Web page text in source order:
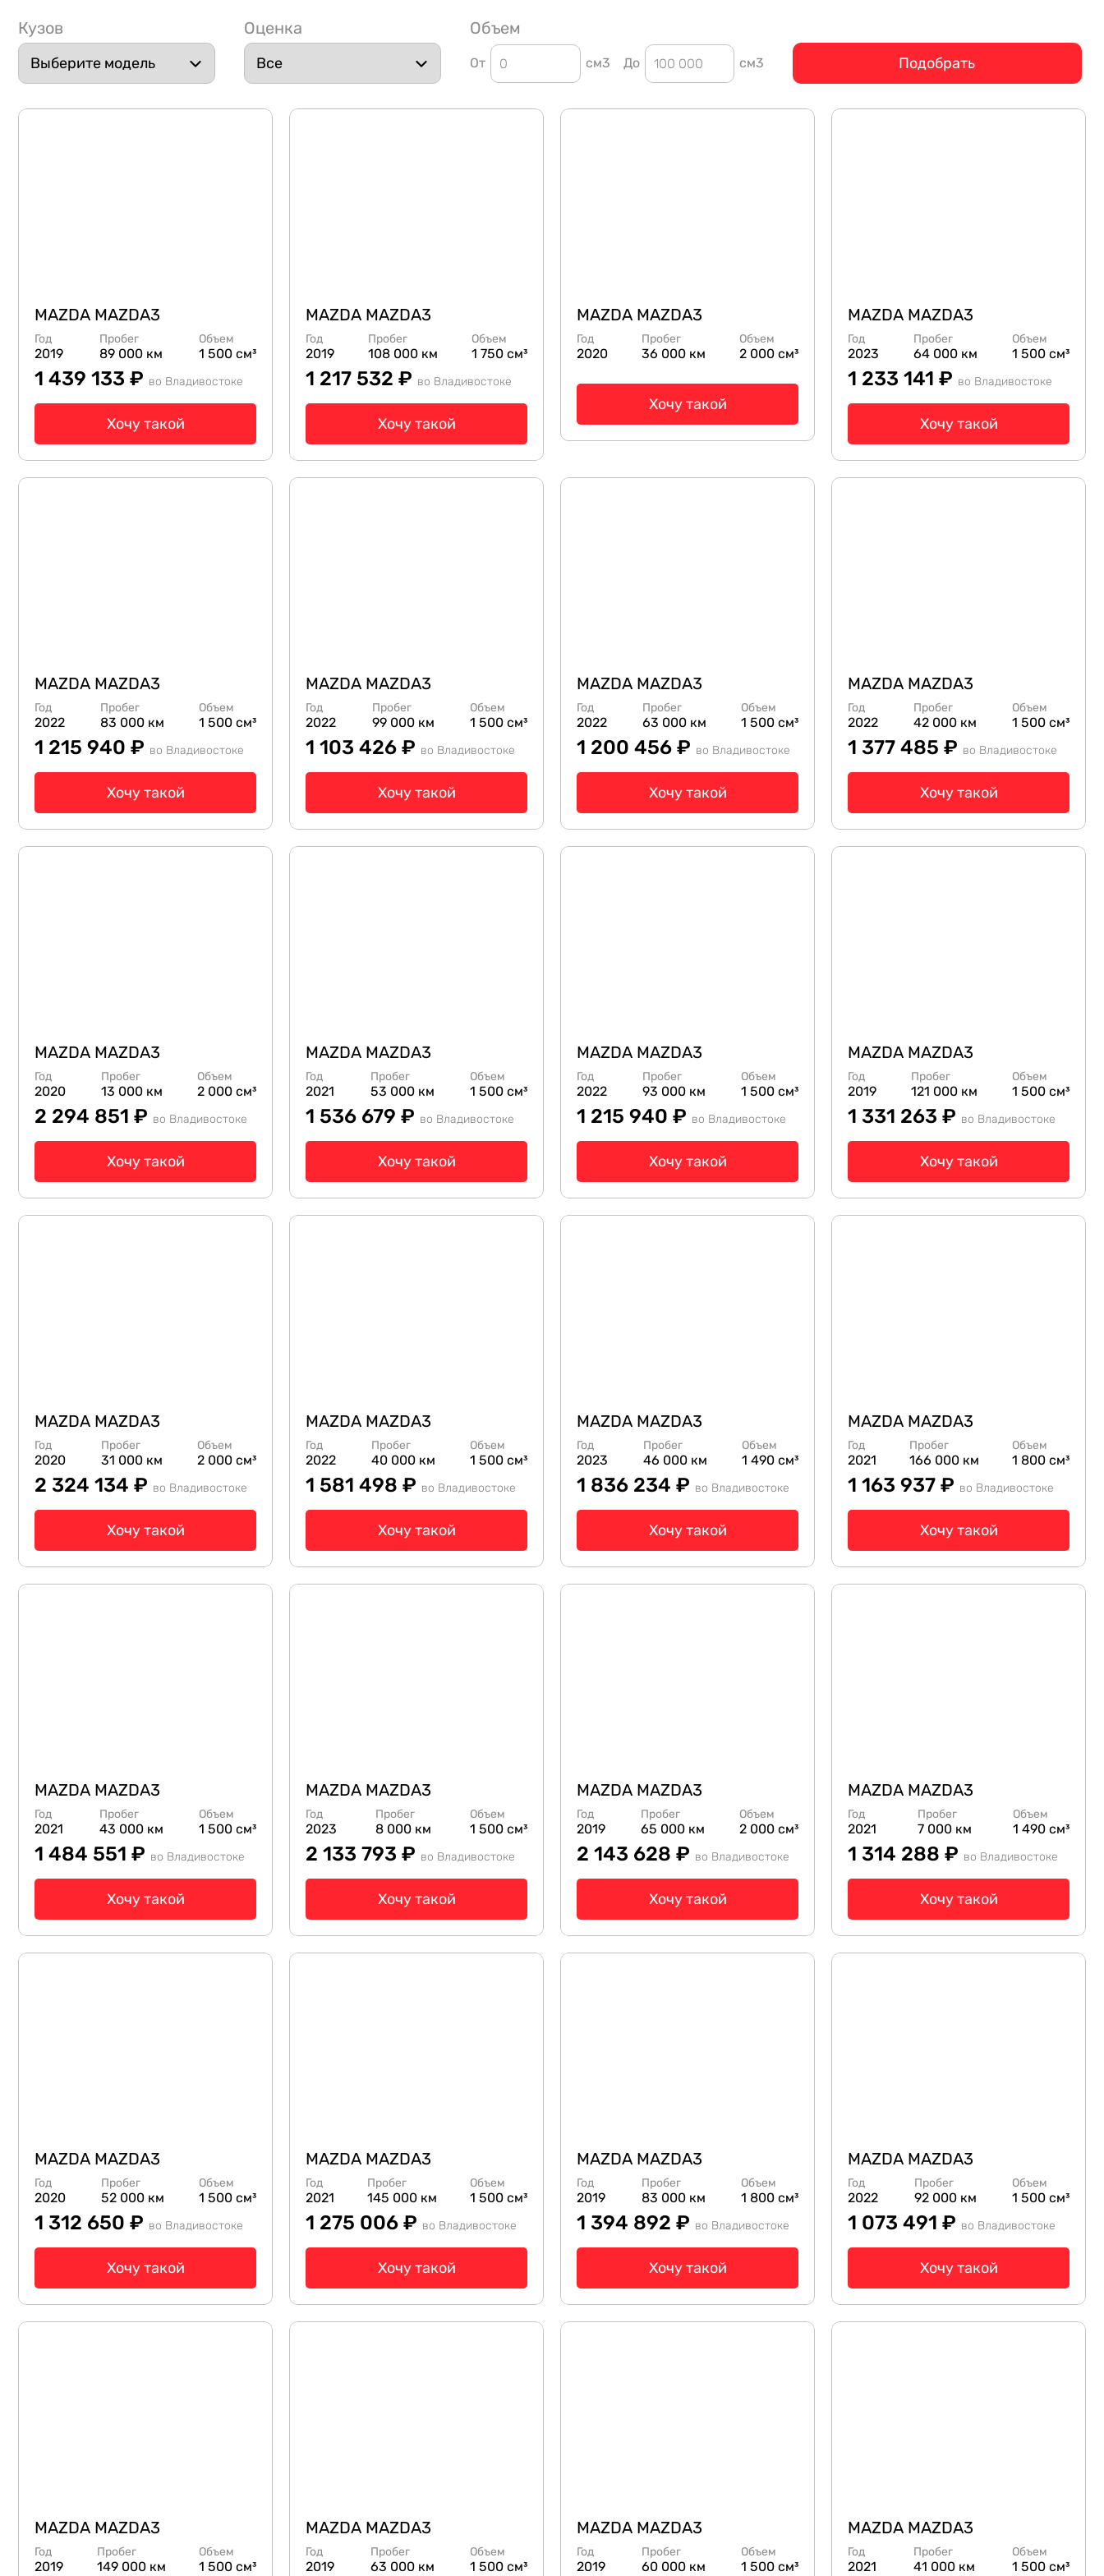
Кузов Оценка Объем
От см3 До см3 Подобрать
MAZDA MAZDA3
Год
2019
Пробег
89 000 км
Объем
1 500 см³
1 439 133 ₽ во Владивостоке
Хочу такой
MAZDA MAZDA3
Год
2019
Пробег
108 000 км
Объем
1 750 см³
1 217 532 ₽ во Владивостоке
Хочу такой
MAZDA MAZDA3
Год
2020
Пробег
36 000 км
Объем
2 000 см³
Хочу такой
MAZDA MAZDA3
Год
2023
Пробег
64 000 км
Объем
1 500 см³
1 233 141 ₽ во Владивостоке
Хочу такой
MAZDA MAZDA3
Год
2022
Пробег
83 000 км
Объем
1 500 см³
1 215 940 ₽ во Владивостоке
Хочу такой
MAZDA MAZDA3
Год
2022
Пробег
99 000 км
Объем
1 500 см³
1 103 426 ₽ во Владивостоке
Хочу такой
MAZDA MAZDA3
Год
2022
Пробег
63 000 км
Объем
1 500 см³
1 200 456 ₽ во Владивостоке
Хочу такой
MAZDA MAZDA3
Год
2022
Пробег
42 000 км
Объем
1 500 см³
1 377 485 ₽ во Владивостоке
Хочу такой
MAZDA MAZDA3
Год
2020
Пробег
13 000 км
Объем
2 000 см³
2 294 851 ₽ во Владивостоке
Хочу такой
MAZDA MAZDA3
Год
2021
Пробег
53 000 км
Объем
1 500 см³
1 536 679 ₽ во Владивостоке
Хочу такой
MAZDA MAZDA3
Год
2022
Пробег
93 000 км
Объем
1 500 см³
1 215 940 ₽ во Владивостоке
Хочу такой
MAZDA MAZDA3
Год
2019
Пробег
121 000 км
Объем
1 500 см³
1 331 263 ₽ во Владивостоке
Хочу такой
MAZDA MAZDA3
Год
2020
Пробег
31 000 км
Объем
2 000 см³
2 324 134 ₽ во Владивостоке
Хочу такой
MAZDA MAZDA3
Год
2022
Пробег
40 000 км
Объем
1 500 см³
1 581 498 ₽ во Владивостоке
Хочу такой
MAZDA MAZDA3
Год
2023
Пробег
46 000 км
Объем
1 490 см³
1 836 234 ₽ во Владивостоке
Хочу такой
MAZDA MAZDA3
Год
2021
Пробег
166 000 км
Объем
1 800 см³
1 163 937 ₽ во Владивостоке
Хочу такой
MAZDA MAZDA3
Год
2021
Пробег
43 000 км
Объем
1 500 см³
1 484 551 ₽ во Владивостоке
Хочу такой
MAZDA MAZDA3
Год
2023
Пробег
8 000 км
Объем
1 500 см³
2 133 793 ₽ во Владивостоке
Хочу такой
MAZDA MAZDA3
Год
2019
Пробег
65 000 км
Объем
2 000 см³
2 143 628 ₽ во Владивостоке
Хочу такой
MAZDA MAZDA3
Год
2021
Пробег
7 000 км
Объем
1 490 см³
1 314 288 ₽ во Владивостоке
Хочу такой
MAZDA MAZDA3
Год
2020
Пробег
52 000 км
Объем
1 500 см³
1 312 650 ₽ во Владивостоке
Хочу такой
MAZDA MAZDA3
Год
2021
Пробег
145 000 км
Объем
1 500 см³
1 275 006 ₽ во Владивостоке
Хочу такой
MAZDA MAZDA3
Год
2019
Пробег
83 000 км
Объем
1 800 см³
1 394 892 ₽ во Владивостоке
Хочу такой
MAZDA MAZDA3
Год
2022
Пробег
92 000 км
Объем
1 500 см³
1 073 491 ₽ во Владивостоке
Хочу такой
MAZDA MAZDA3
Год
2019
Пробег
149 000 км
Объем
1 500 см³
MAZDA MAZDA3
Год
2019
Пробег
63 000 км
Объем
1 500 см³
MAZDA MAZDA3
Год
2019
Пробег
60 000 км
Объем
1 500 см³
MAZDA MAZDA3
Год
2021
Пробег
41 000 км
Объем
1 500 см³